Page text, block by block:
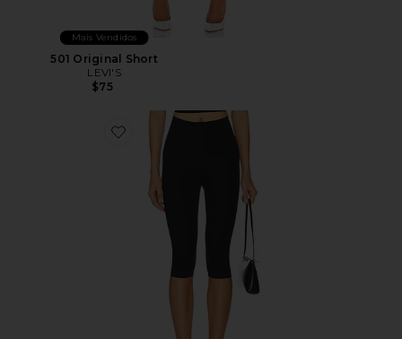
Mais Vendidos
501 Original Short
LEVI'S
$75
Favorite Neoprene Capri Legging